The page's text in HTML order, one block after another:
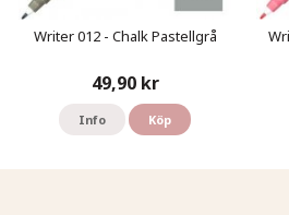
Writer 012 - Chalk Pastellgrå
49,90 kr
Info Köp